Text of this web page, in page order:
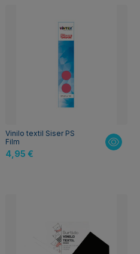
Vinilo textil Siser PS
Film
4,95 €